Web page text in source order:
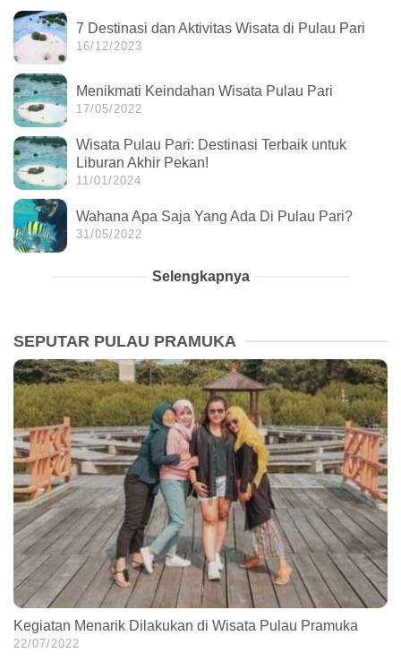
7 Destinasi dan Aktivitas Wisata di Pulau Pari
16/12/2023
Menikmati Keindahan Wisata Pulau Pari
17/05/2022
Wisata Pulau Pari: Destinasi Terbaik untuk
Liburan Akhir Pekan!
11/01/2024
Wahana Apa Saja Yang Ada Di Pulau Pari?
31/05/2022
Selengkapnya
SEPUTAR PULAU PRAMUKA
Kegiatan Menarik Dilakukan di Wisata Pulau Pramuka
22/07/2022